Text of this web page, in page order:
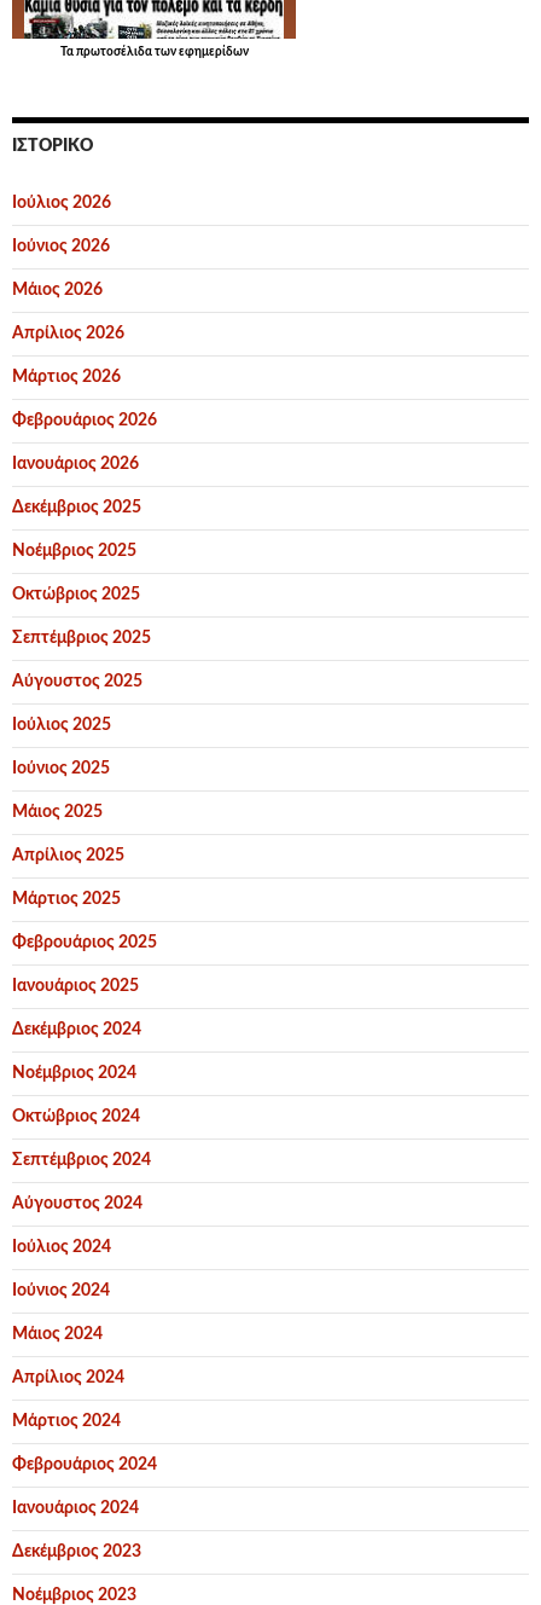
Τα πρωτοσέλιδατων εφημερίδων
ΙΣΤΟΡΙΚΌ
Ιούλιος 2026
Ιούνιος 2026
Μάιος 2026
Απρίλιος 2026
Μάρτιος 2026
Φεβρουάριος 2026
Ιανουάριος 2026
Δεκέμβριος 2025
Νοέμβριος 2025
Οκτώβριος 2025
Σεπτέμβριος 2025
Αύγουστος 2025
Ιούλιος 2025
Ιούνιος 2025
Μάιος 2025
Απρίλιος 2025
Μάρτιος 2025
Φεβρουάριος 2025
Ιανουάριος 2025
Δεκέμβριος 2024
Νοέμβριος 2024
Οκτώβριος 2024
Σεπτέμβριος 2024
Αύγουστος 2024
Ιούλιος 2024
Ιούνιος 2024
Μάιος 2024
Απρίλιος 2024
Μάρτιος 2024
Φεβρουάριος 2024
Ιανουάριος 2024
Δεκέμβριος 2023
Νοέμβριος 2023